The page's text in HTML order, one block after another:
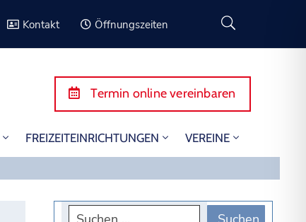
Kontakt Öffnungszeiten
Termin online vereinbaren
FREIZEITEINRICHTUNGEN VEREINE